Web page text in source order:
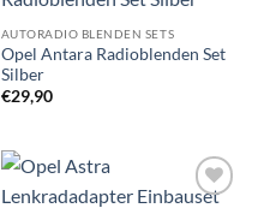
Wunschliste
hinzufügen
AUTORADIO BLENDEN SETS
Opel Antara Radioblenden Set
Silber
€29,90